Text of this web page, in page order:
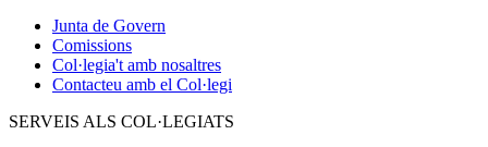
Junta de Govern
Comissions
Col·legia't amb nosaltres
Contacteu amb el Col·legi
SERVEIS ALS COL·LEGIATS